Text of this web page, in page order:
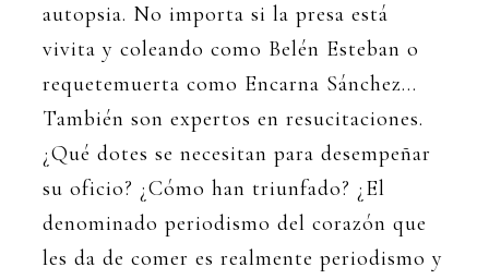
autopsia. No importa si la presa está
vivita y coleando como Belén Esteban o
requetemuerta como Encarna Sánchez…
También son expertos en resucitaciones.
¿Qué dotes se necesitan para desempeñar
su oficio? ¿Cómo han triunfado? ¿El
denominado periodismo del corazón que
les da de comer es realmente periodismo y